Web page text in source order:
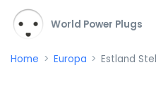
World Power Plugs
Home Europa Estland